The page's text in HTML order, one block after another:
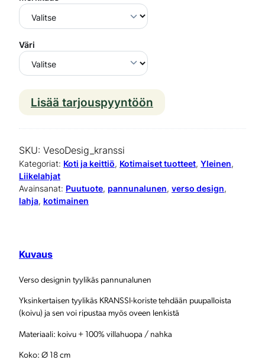
Väri
o
D
e
n
p
Lisää tarjouspyyntöön
SKU: VesoDesig_kranssi
Kategoriat: Koti ja keittiö, Kotimaiset tuotteet, Yleinen
Liikelahjat
Avainsanat: Puutuote, pannunalunen, verso design
lahja, kotimainen
Kuvaus
Verso designin tyylikäs pannunalunen
Yksinkertaisen tyylikäs KRANSSI-koriste tehdään puupalloista
(koivu) ja sen voi ripustaa myös oveen lenkistä
Materiaali: koivu + 100% villahuopa / nahka
Koko: Ø 18 cm